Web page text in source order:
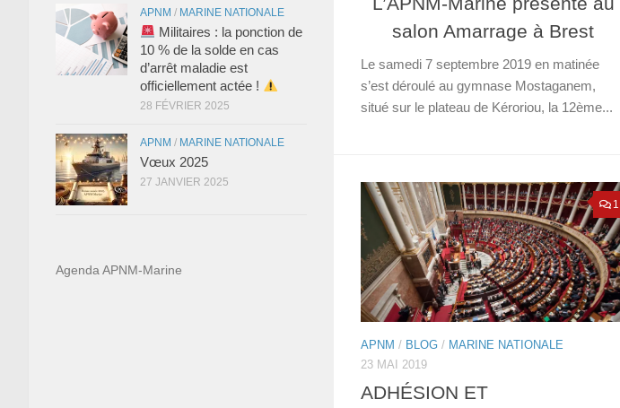
salon Amarrage à Brest
Le samedi 7 septembre 2019 en matinée
s’est déroulé au gymnase Mostaganem,
situé sur le plateau de Kéroriou, la 12ème...
1
APNM / BLOG / MARINE NATIONALE
23 MAI 2019
ADHÉSION ET
APNM / MARINE NATIONALE
Militaires : la ponction de
10 % de la solde en cas
d’arrêt maladie est
officiellement actée !
28 FÉVRIER 2025
APNM / MARINE NATIONALE
Vœux 2025
27 JANVIER 2025
Agenda APNM-Marine